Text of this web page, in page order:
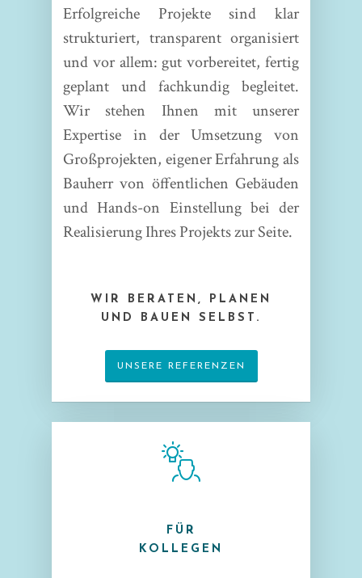
Erfolgreiche Projekte sind klar
strukturiert, transparent organisiert
und vor allem: gut vorbereitet, fertig
geplant und fachkundig begleitet.
Wir stehen Ihnen mit unserer
Expertise in der Umsetzung von
Großprojekten, eigener Erfahrung als
Bauherr von öffentlichen Gebäuden
und Hands-on Einstellung bei der
Realisierung Ihres Projekts zur Seite.
WIR BERATEN, PLANEN
UND BAUEN SELBST.
UNSERE REFERENZEN
FÜR
KOLLEGEN